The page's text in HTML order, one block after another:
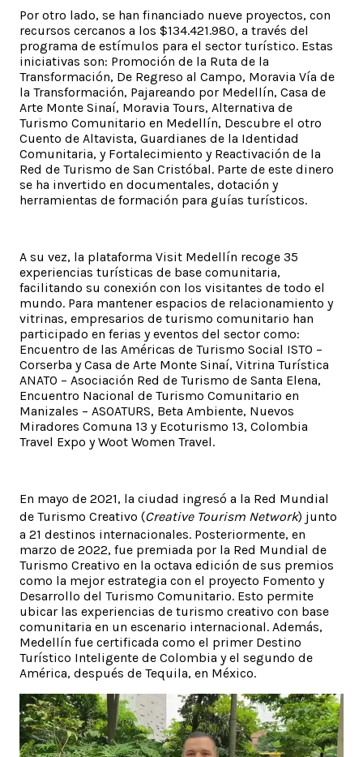
Por otro lado, se han financiado nueve proyectos, con
recursos cercanos a los $134.421.980, a través del
programa de estímulos para el sector turístico. Estas
iniciativas son: Promoción de la Ruta de la
Transformación, De Regreso al Campo, Moravia Vía de
la Transformación, Pajareando por Medellín, Casa de
Arte Monte Sinaí, Moravia Tours, Alternativa de
Turismo Comunitario en Medellín, Descubre el otro
Cuento de Altavista, Guardianes de la Identidad
Comunitaria, y Fortalecimiento y Reactivación de la
Red de Turismo de San Cristóbal. Parte de este dinero
se ha invertido en documentales, dotación y
herramientas de formación para guías turísticos.
A su vez, la plataforma Visit Medellín recoge 35
experiencias turísticas de base comunitaria,
facilitando su conexión con los visitantes de todo el
mundo. Para mantener espacios de relacionamiento y
vitrinas, empresarios de turismo comunitario han
participado en ferias y eventos del sector como:
Encuentro de las Américas de Turismo Social ISTO –
Corserba y Casa de Arte Monte Sinaí, Vitrina Turística
ANATO – Asociación Red de Turismo de Santa Elena,
Encuentro Nacional de Turismo Comunitario en
Manizales – ASOATURS, Beta Ambiente, Nuevos
Miradores Comuna 13 y Ecoturismo 13, Colombia
Travel Expo y Woot Women Travel.
En mayo de 2021, la ciudad ingresó a la Red Mundial
de Turismo Creativo (Creative Tourism Network) junto
a 21 destinos internacionales. Posteriormente, en
marzo de 2022, fue premiada por la Red Mundial de
Turismo Creativo en la octava edición de sus premios
como la mejor estrategia con el proyecto Fomento y
Desarrollo del Turismo Comunitario. Esto permite
ubicar las experiencias de turismo creativo con base
comunitaria en un escenario internacional. Además,
Medellín fue certificada como el primer Destino
Turístico Inteligente de Colombia y el segundo de
América, después de Tequila, en México.